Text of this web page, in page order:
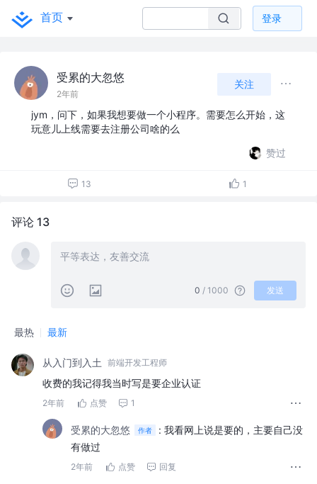
首页 登录
受累的大忽悠
2年前
关注
jym，问下，如果我想要做一个小程序。需要怎么开始，这
玩意儿上线需要去注册公司啥的么
赞过
13 1
评论 13
0 / 1000 发送
最热 最新
从入门到入土 前端开发工程师
收费的我记得我当时写是要企业认证
2年前 点赞 1
受累的大忽悠 作者 : 我看网上说是要的，主要自己没
有做过
2年前 点赞 回复